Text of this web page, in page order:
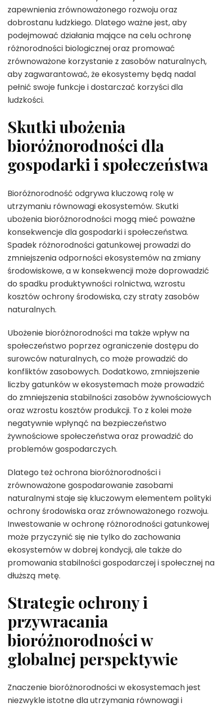
zapewnienia zrównoważonego rozwoju oraz
dobrostanu ludzkiego. Dlatego ważne jest, aby
podejmować działania mające na celu ochronę
różnorodności biologicznej oraz promować
zrównoważone korzystanie z zasobów naturalnych,
aby zagwarantować, że ekosystemy będą nadal
pełnić swoje funkcje i dostarczać korzyści dla
ludzkości.
Skutki ubożenia
bioróżnorodności dla
gospodarki i społeczeństwa
Bioróżnorodność odgrywa kluczową rolę w
utrzymaniu równowagi ekosystemów. Skutki
ubożenia bioróżnorodności mogą mieć poważne
konsekwencje dla gospodarki i społeczeństwa.
Spadek różnorodności gatunkowej prowadzi do
zmniejszenia odporności ekosystemów na zmiany
środowiskowe, a w konsekwencji może doprowadzić
do spadku produktywności rolnictwa, wzrostu
kosztów ochrony środowiska, czy straty zasobów
naturalnych.
Ubożenie bioróżnorodności ma także wpływ na
społeczeństwo poprzez ograniczenie dostępu do
surowców naturalnych, co może prowadzić do
konfliktów zasobowych. Dodatkowo, zmniejszenie
liczby gatunków w ekosystemach może prowadzić
do zmniejszenia stabilności zasobów żywnościowych
oraz wzrostu kosztów produkcji. To z kolei może
negatywnie wpłynąć na bezpieczeństwo
żywnościowe społeczeństwa oraz prowadzić do
problemów gospodarczych.
Dlatego też ochrona bioróżnorodności i
zrównoważone gospodarowanie zasobami
naturalnymi staje się kluczowym elementem polityki
ochrony środowiska oraz zrównoważonego rozwoju.
Inwestowanie w ochronę różnorodności gatunkowej
może przyczynić się nie tylko do zachowania
ekosystemów w dobrej kondycji, ale także do
promowania stabilności gospodarczej i społecznej na
dłuższą metę.
Strategie ochrony i
przywracania
bioróżnorodności w
globalnej perspektywie
Znaczenie bioróżnorodności w ekosystemach jest
niezwykle istotne dla utrzymania równowagi i